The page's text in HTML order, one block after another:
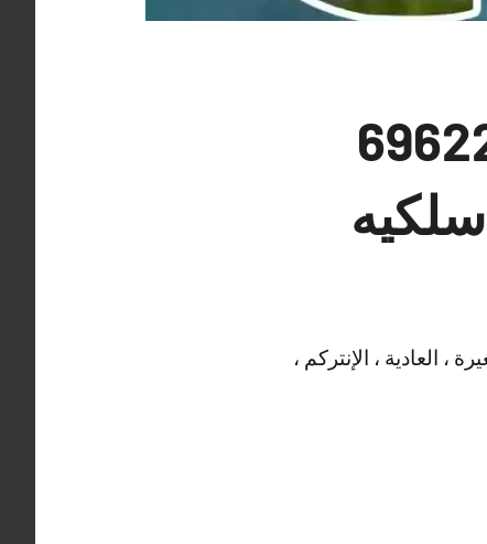
القرين 69622758
، العادية ، الإنتركم ،